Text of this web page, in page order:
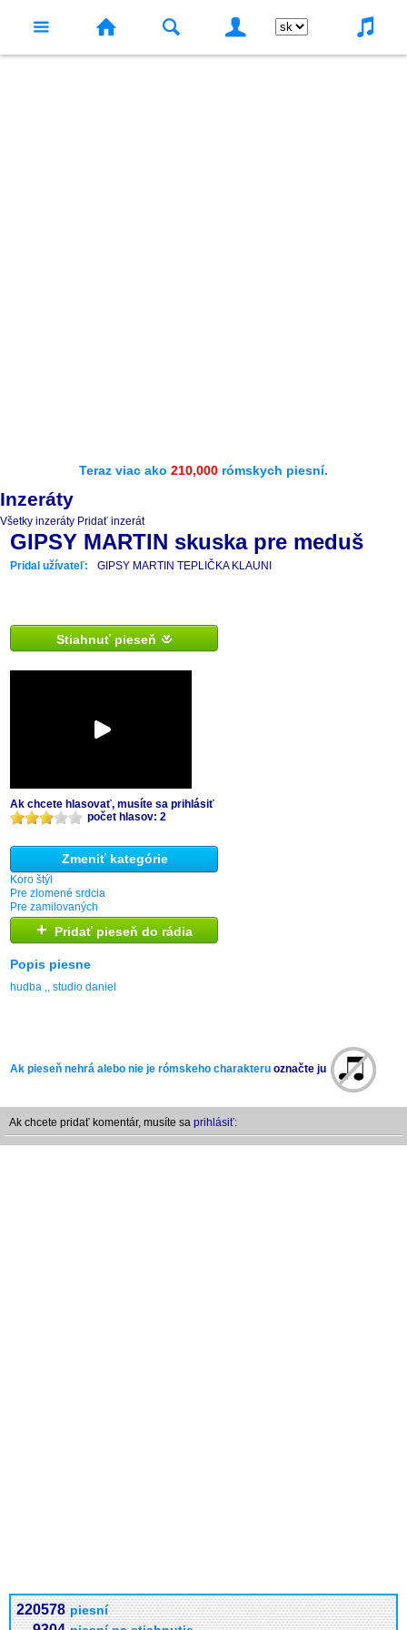
Teraz viac ako 210,000 rómskych piesní.
Inzeráty
Všetky inzeráty Pridať inzerát
GIPSY MARTIN skuska pre meduš
Pridal užívateľ: GIPSY MARTIN TEPLIČKA KLAUNI
Stiahnuť pieseň
Ak chcete hlasovať, musíte sa prihlásiť
počet hlasov: 2
Zmeniť kategórie
Koro štýl
Pre zlomené srdcia
Pre zamilovaných
+ Pridať pieseň do rádia
Popis piesne
hudba ,, studio daniel
Ak pieseň nehrá alebo nie je rómskeho charakteru označte ju
Ak chcete pridať komentár, musíte sa prihlásiť:
220578 piesní